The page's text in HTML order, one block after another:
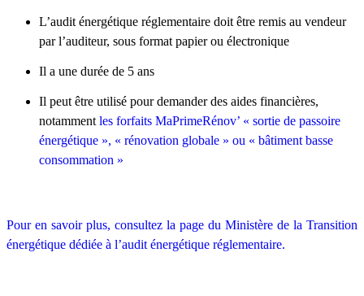
L’audit énergétique réglementaire doit être remis au vendeur
par l’auditeur, sous format papier ou électronique
Il a une durée de 5 ans
Il peut être utilisé pour demander des aides financières,
notamment les forfaits MaPrimeRénov’ « sortie de passoire
énergétique », « rénovation globale » ou « bâtiment basse
consommation »
Pour en savoir plus, consultez la page du Ministère de la Transition
énergétique dédiée à l’audit énergétique réglementaire.